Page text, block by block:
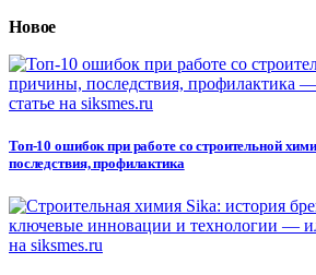
Новое
Топ-10 ошибок при работе со строительной
последствия, профилактика